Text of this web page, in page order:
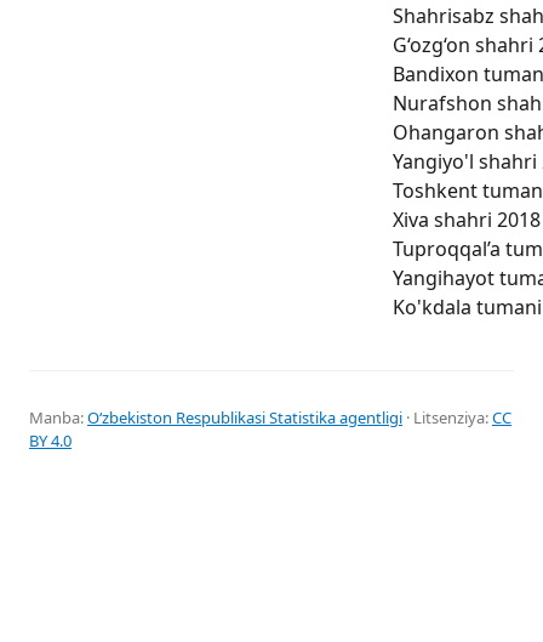
Shahrisabz
G‘ozg‘on
Bandixon
Nurafshon
Ohangaron
Yangiyo'l
Toshkent
Xiva shahri
Tuproqqal’a
Yangihayot
Ko'kdala
Manba:Oʻzbekiston Respublikasi Statistika agentligi · Litsenziya:CC
BY 4.0